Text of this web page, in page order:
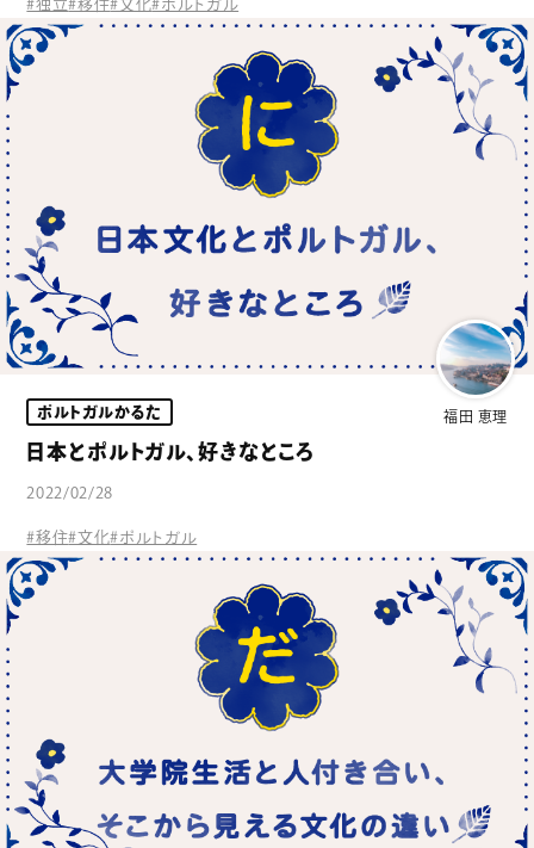
#独立#移住#文化#ポルトガル
福田 恵理
ポルトガルかるた
日本とポルトガル、好きなところ
2022/02/28
#移住#文化#ポルトガル